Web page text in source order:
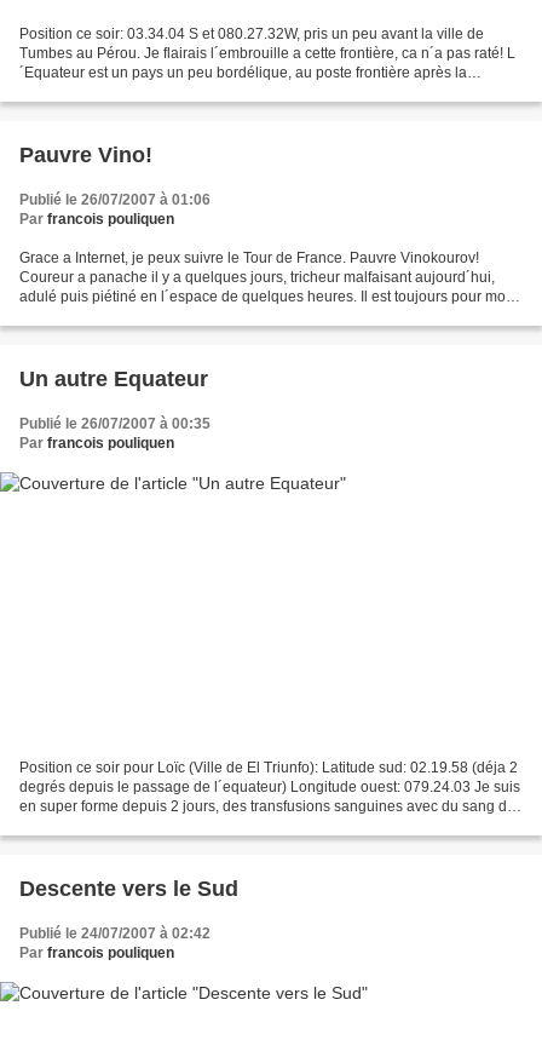
Position ce soir: 03.34.04 S et 080.27.32W, pris un peu avant la ville de
Tumbes au Pérou. Je flairais l´embrouille a cette frontière, ca n´a pas raté! L
´Equateur est un pays un peu bordélique, au poste frontière après la
Pauvre Vino!
Publié le 26/07/2007 à 01:06
Par francois pouliquen
Grace a Internet, je peux suivre le Tour de France. Pauvre Vinokourov!
Coureur a panache il y a quelques jours, tricheur malfaisant aujourd´hui,
adulé puis piétiné en l´espace de quelques heures. Il est toujours pour moi
Un autre Equateur
Publié le 26/07/2007 à 00:35
Par francois pouliquen
Position ce soir pour Loïc (Ville de El Triunfo): Latitude sud: 02.19.58 (déja 2
degrés depuis le passage de l´equateur) Longitude ouest: 079.24.03 Je suis
en super forme depuis 2 jours, des transfusions sanguines avec du sang de
Descente vers le Sud
Publié le 24/07/2007 à 02:42
Par francois pouliquen